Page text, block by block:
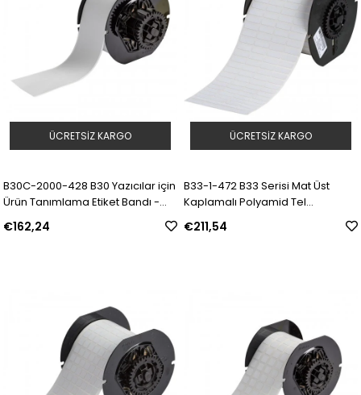
B30C-2000-428 B30 Yazıcılar için
Ürün Tanımlama Etiket Bandı -
Mat Görünümlü | Model: 153394 |
€162,24
ÜCRETSIZ KARGO
B33-1-472 B33 Serisi Mat Üst
Kaplamalı Polyamid Tel
133796 | SKU: Y3800631
€211,54
ÜCRETSIZ KARGO